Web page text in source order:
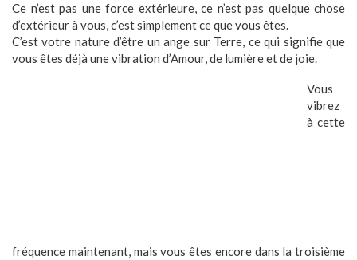
Ce n’est pas une force extérieure, ce n’est pas quelque chose
d’extérieur à vous, c’est simplement ce que vous êtes.
C’est votre nature d’être un ange sur Terre, ce qui signifie que
vous êtes déjà une vibration d’Amour, de lumière et de joie.
Vous
vibrez
à cette
fréquence maintenant, mais vous êtes encore dans la troisième